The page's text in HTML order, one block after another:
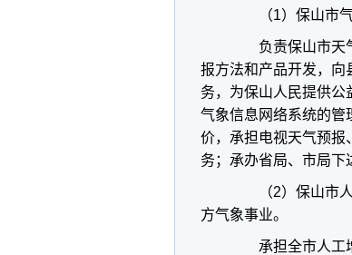
（1）保山市气
负责保山市天气
报方法和产品开发，向
务，为保山人民提供公
气象信息网络系统的管
价，承担电视天气预报
务；承办省局、市局下
（2）保山市人
方气象事业。
承担全市人工增